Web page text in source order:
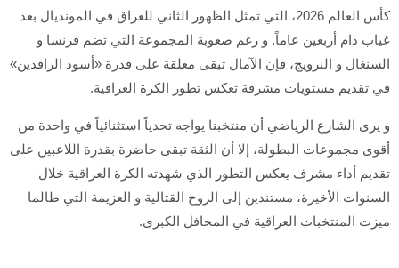
كأس العالم 2026، التي تمثل الظهور الثاني للعراق في المونديال بعد
غياب دام أربعين عاماً. و رغم صعوبة المجموعة التي تضم فرنسا و
السنغال و النرويج، فإن الآمال تبقى معلقة على قدرة «أسود الرافدين»
في تقديم مستويات مشرفة تعكس تطور الكرة العراقية.
و يرى الشارع الرياضي أن منتخبنا يواجه تحدياً استثنائياً في واحدة من
أقوى مجموعات البطولة، إلا أن الثقة تبقى حاضرة بقدرة اللاعبين على
تقديم أداء مشرف يعكس التطور الذي شهدته الكرة العراقية خلال
السنوات الأخيرة، مستندين إلى الروح القتالية و العزيمة التي طالما
ميزت المنتخبات العراقية في المحافل الكبرى.